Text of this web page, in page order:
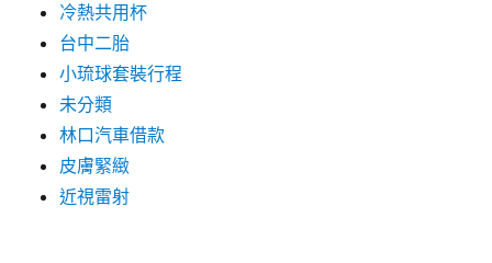
冷熱共用杯
台中二胎
小琉球套裝行程
未分類
林口汽車借款
皮膚緊緻
近視雷射